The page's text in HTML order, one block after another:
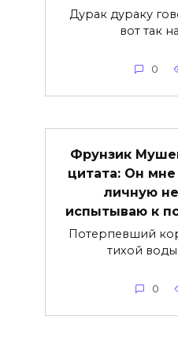
Дурак дураку
вот так
0
Фрунзик
цитата: Он мне
личную
испытываю к
Потерпевший
тихой
0